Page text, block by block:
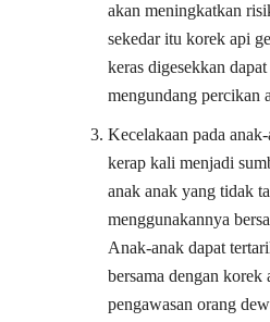
akan meningkatkan
sekedar itu korek api
keras digesekkan dapat
mengundang percikan
Kecelakaan pada
kerap kali menjadi
anak anak yang tidak
menggunakannya
Anak-anak dapat
bersama dengan korek
pengawasan orang